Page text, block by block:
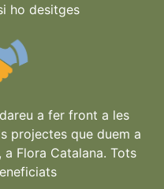
ho desitges
a fer front a les
projectes que duem a
Flora Catalana. Tots